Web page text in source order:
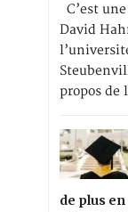
C’est
David
propos de
de plus